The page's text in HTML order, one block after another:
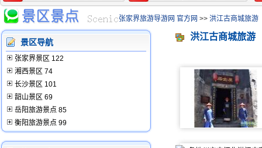
张家界旅游导游网 官方网 >> 洪江古商城旅游
洪江古商城旅游
景区导航
张家界景区 122
湘西景区 74
长沙景区 101
韶山景区 69
岳阳旅游景点 85
衡阳旅游景点 99